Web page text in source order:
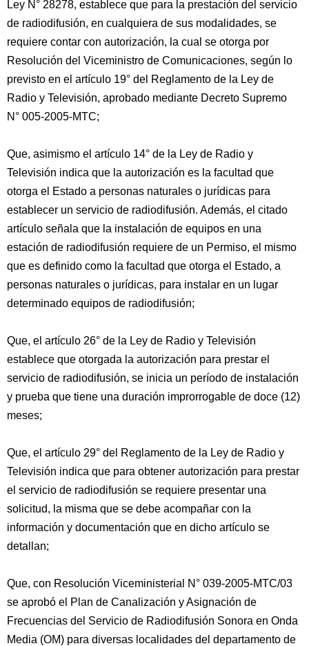
Ley N° 28278, establece que para la prestación del servicio
de radiodifusión, en cualquiera de sus modalidades, se
requiere contar con autorización, la cual se otorga por
Resolución del Viceministro de Comunicaciones, según lo
previsto en el artículo 19° del Reglamento de la Ley de
Radio y Televisión, aprobado mediante Decreto Supremo
N° 005-2005-MTC;
Que, asimismo el artículo 14° de la Ley de Radio y
Televisión indica que la autorización es la facultad que
otorga el Estado a personas naturales o jurídicas para
establecer un servicio de radiodifusión. Además, el citado
artículo señala que la instalación de equipos en una
estación de radiodifusión requiere de un Permiso, el mismo
que es definido como la facultad que otorga el Estado, a
personas naturales o jurídicas, para instalar en un lugar
determinado equipos de radiodifusión;
Que, el artículo 26° de la Ley de Radio y Televisión
establece que otorgada la autorización para prestar el
servicio de radiodifusión, se inicia un período de instalación
y prueba que tiene una duración improrrogable de doce (12)
meses;
Que, el artículo 29° del Reglamento de la Ley de Radio y
Televisión indica que para obtener autorización para prestar
el servicio de radiodifusión se requiere presentar una
solicitud, la misma que se debe acompañar con la
información y documentación que en dicho artículo se
detallan;
Que, con Resolución Viceministerial N° 039-2005-MTC/03
se aprobó el Plan de Canalización y Asignación de
Frecuencias del Servicio de Radiodifusión Sonora en Onda
Media (OM) para diversas localidades del departamento de